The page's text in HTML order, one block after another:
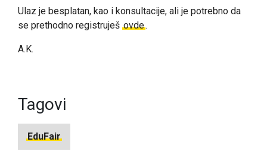
Ulaz je besplatan, kao i konsultacije, ali je potrebno da
se prethodno registruješ ovde.
A.K.
Tagovi
EduFair